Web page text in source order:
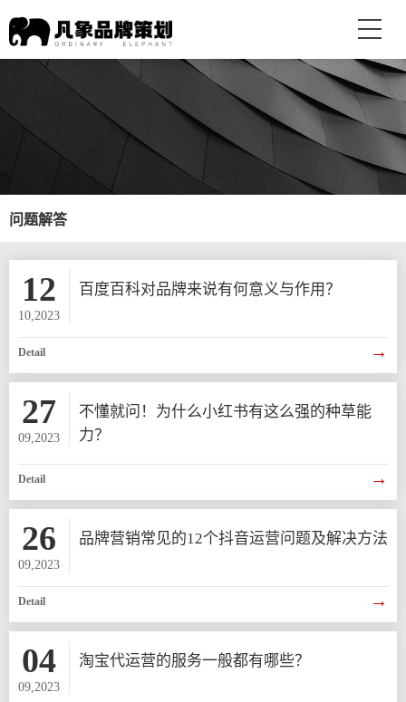
问题解答
12
10,2023
百度百科对品牌来说有何意义与作用？
Detail →
27
09,2023
不懂就问！为什么小红书有这么强的种草能
力？
Detail →
26
09,2023
品牌营销常见的12个抖音运营问题及解决方法
Detail →
04
09,2023
淘宝代运营的服务一般都有哪些？